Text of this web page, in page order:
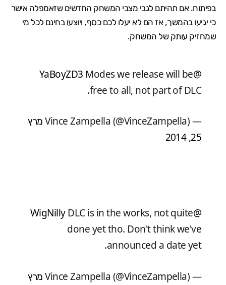
בפיתוח. אם תהיתם לגבי מצבי המשחק החדשים שזאמפלה אישר
כי יגיעו בהמשך, אז הם לא יעלו לכם כסף, ויוצעו בחינם לכל מי
שמחזיק עותק של המשחק.
@YaBoyZD3
Modes we release will be
free to all, not part of DLC.
— Vince Zampella (@VinceZampella)
מרץ
25, 2014
@WigNilly
DLC is in the works, not quite
done yet tho. Don't think we've
announced a date yet.
— Vince Zampella (@VinceZampella)
מרץ